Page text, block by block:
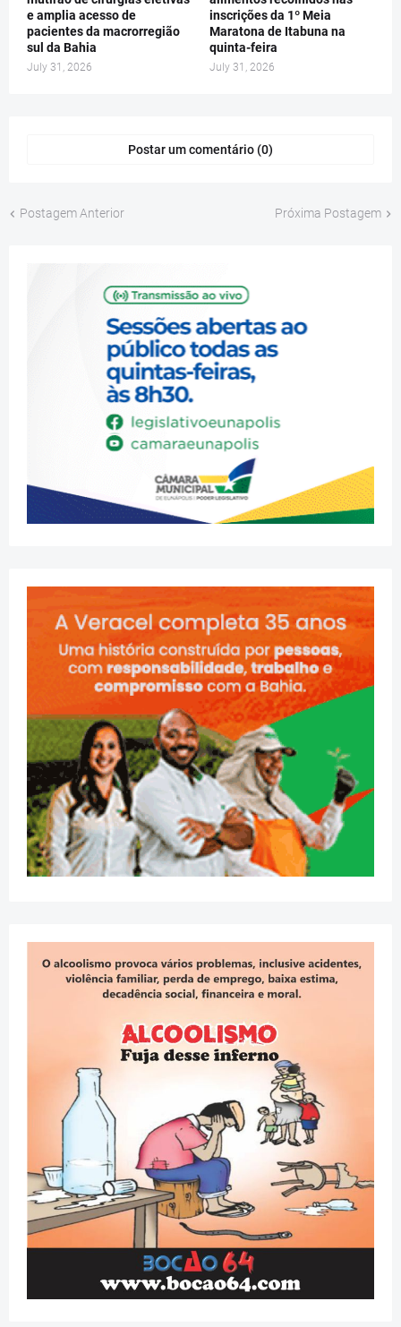
e amplia acesso de
pacientes da macrorregião
sul da Bahia
July 31, 2026
inscrições da 1º Meia
Maratona de Itabuna na
quinta-feira
July 31, 2026
Postar um comentário (0)
Postagem Anterior Próxima Postagem